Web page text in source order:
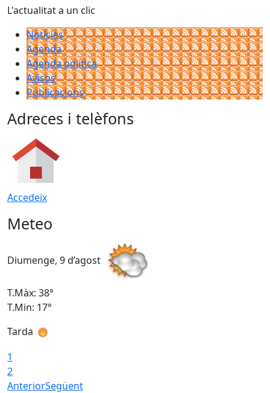
L'actualitat a un clic
Notícies
Agenda
Agenda política
Avisos
Publicacions
Adreces i telèfons
Accedeix
Meteo
Diumenge, 9 d’agost
T.Màx: 38°
T.Min: 17°
Tarda
1
2
AnteriorSegüent